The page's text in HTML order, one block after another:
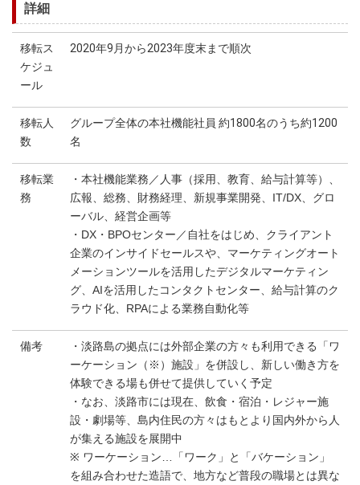
詳細
移転ス
ケジュ
ール
2020年9月から2023年度末まで順次
移転人
数
グループ全体の本社機能社員 約1800名のうち約1200
名
移転業
務
・本社機能業務／人事（採用、教育、給与計算等）、
広報、総務、財務経理、新規事業開発、IT/DX、グロ
ーバル、経営企画等
・DX・BPOセンター／自社をはじめ、クライアント
企業のインサイドセールスや、マーケティングオート
メーションツールを活用したデジタルマーケティン
グ、AIを活用したコンタクトセンター、給与計算のク
ラウド化、RPAによる業務自動化等
備考
・淡路島の拠点には外部企業の方々も利用できる「ワ
ーケーション（※）施設」を併設し、新しい働き方を
体験できる場も併せて提供していく予定
・なお、淡路市には現在、飲食・宿泊・レジャー施
設・劇場等、島内住民の方々はもとより国内外から人
が集える施設を展開中
※ ワーケーション…「ワーク」と「バケーション」
を組み合わせた造語で、地方など普段の職場とは異な